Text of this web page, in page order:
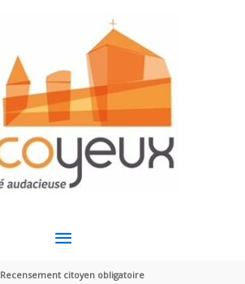
MENU
PRINCIPAL
Recensement citoyen obligatoire